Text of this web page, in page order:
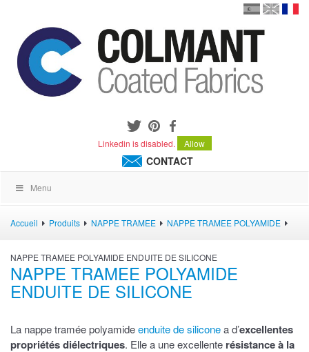
español
Linkedin is disabled. Allow
CONTACT
Menu
Accueil Produits NAPPE TRAMEE NAPPE TRAMEE POLYAMIDE
NAPPE TRAMEE POLYAMIDE ENDUITE DE SILICONE
NAPPE TRAMEE POLYAMIDE
ENDUITE DE SILICONE
La nappe tramée polyamideenduite de siliconea d’excellentes
propriétés diélectriques. Elle a une excellente résistance à la